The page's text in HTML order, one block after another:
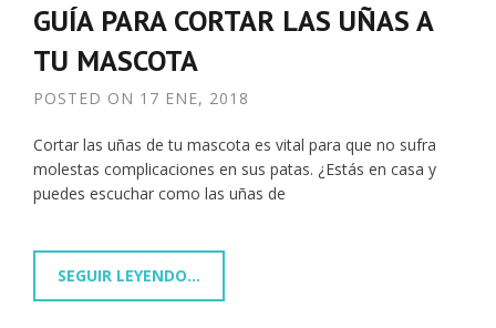
GUÍA PARA CORTAR LAS UÑAS A
TU MASCOTA
POSTED ON 17 ENE, 2018
Cortar las uñas de tu mascota es vital para que no sufra
molestas complicaciones en sus patas. ¿Estás en casa y
puedes escuchar como las uñas de
SEGUIR LEYENDO...